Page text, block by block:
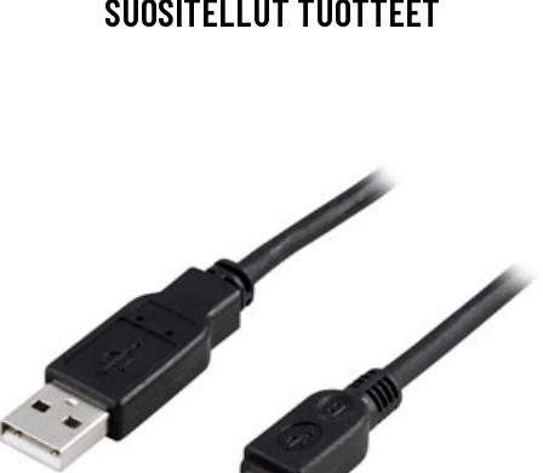
SUOSITELLUT TUOTTEET